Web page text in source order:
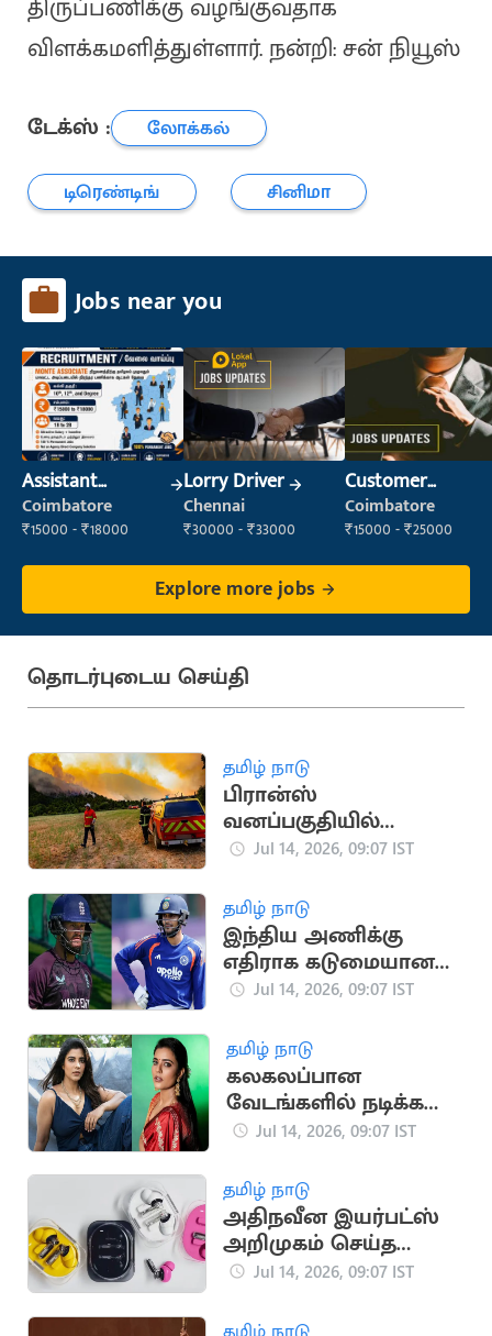
திருப்பணிக்கு வழங்குவதாக
விளக்கமளித்துள்ளார். நன்றி: சன் நியூஸ்
டேக்ஸ் :
லோக்கல்
டிரெண்டிங்
சினிமா
Jobs near you
Assistant
Manager
Coimbatore
₹15000 - ₹18000
Lorry Driver
Chennai
₹30000 - ₹33000
Customer
Service Executive
(Customer
Coimbatore
₹15000 - ₹25000
Explore more jobs
தொடர்புடைய செய்தி
தமிழ் நாடு
பிரான்ஸ்
வனப்பகுதியில்
காட்டுத்தீ: 3,250 ஏக்கர்
Jul 14, 2026, 09:07 IST
தமிழ் நாடு
இந்திய அணிக்கு
எதிராக கடுமையான
சவால்
டக்கெட்
Jul 14, 2026, 09:07 IST
தமிழ் நாடு
கலகலப்பான
வேடங்களில் நடிக்க
ஆசை -ஐஸ்வர்யா
Jul 14, 2026, 09:07 IST
தமிழ் நாடு
அதிநவீன இயர்பட்ஸ்
அறிமுகம் செய்த
நத்திங்!
Jul 14, 2026, 09:07 IST